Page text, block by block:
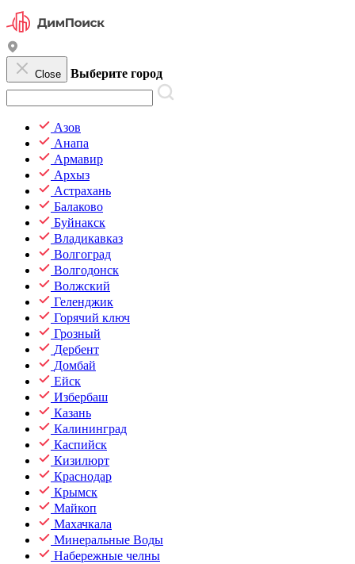
Close Выберите город
Азов
Анапа
Армавир
Архыз
Астрахань
Балаково
Буйнакск
Владикавказ
Волгоград
Волгодонск
Волжский
Геленджик
Горячий ключ
Грозный
Дербент
Домбай
Ейск
Избербаш
Казань
Калининград
Каспийск
Кизилюрт
Краснодар
Крымск
Майкоп
Махачкала
Минеральные Воды
Набережные челны